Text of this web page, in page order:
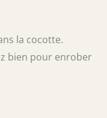
la cocotte.
bien pour enrober